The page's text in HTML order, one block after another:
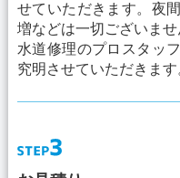
せていただきます。夜
増などは一切ございませ
水道修理のプロスタッ
究明させていただきます